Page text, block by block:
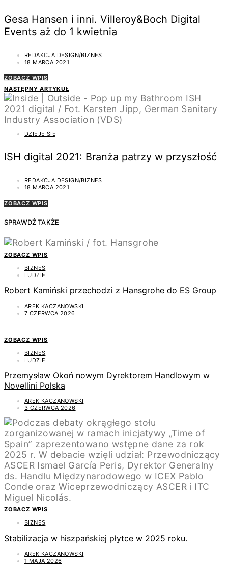
Gesa Hansen i inni. Villeroy&Boch Digital
Events aż do 1 kwietnia
REDAKCJA DESIGN/BIZNES
18 MARCA 2021
ZOBACZ WPIS
NASTĘPNY ARTYKUŁ
DZIEJE SIĘ
ISH digital 2021: Branża patrzy w przyszłość
REDAKCJA DESIGN/BIZNES
18 MARCA 2021
ZOBACZ WPIS
SPRAWDŹ TAKŻE
ZOBACZ WPIS
BIZNES
LUDZIE
Robert Kamiński przechodzi z Hansgrohe do ES Group
AREK KACZANOWSKI
7 CZERWCA 2026
ZOBACZ WPIS
BIZNES
LUDZIE
Przemysław Okoń nowym Dyrektorem Handlowym w
Novellini Polska
AREK KACZANOWSKI
3 CZERWCA 2026
ZOBACZ WPIS
BIZNES
Stabilizacja w hiszpańskiej płytce w 2025 roku.
AREK KACZANOWSKI
1 MAJA 2026